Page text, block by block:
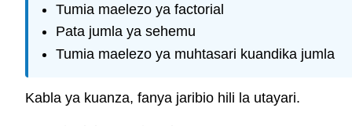
Tumia maelezo ya factorial
Pata jumla ya sehemu
Tumia maelezo ya muhtasari kuandika jumla
Kabla ya kuanza, fanya jaribio hili la utayari.